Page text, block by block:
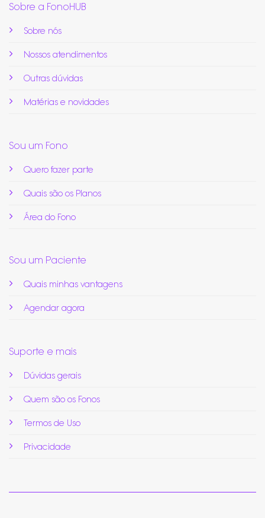
Sobre a FonoHUB
Sobre nós
Nossos atendimentos
Outras dúvidas
Matérias e novidades
Sou um Fono
Quero fazer parte
Quais são os Planos
Área do Fono
Sou um Paciente
Quais minhas vantagens
Agendar agora
Suporte e mais
Dúvidas gerais
Quem são os Fonos
Termos de Uso
Privacidade